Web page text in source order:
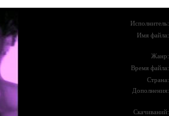
Исполнитель:
Имя файла:
Жанр:
Время файла:
Страна:
Дополнения:
Скачиваний: